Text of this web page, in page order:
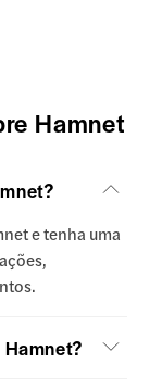
Hamnet
e tenha uma